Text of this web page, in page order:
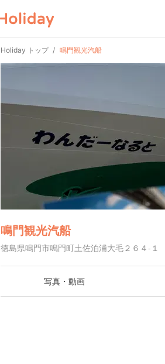
Holiday トップ 鳴門観光汽船
鳴門観光汽船
徳島県鳴門市鳴門町土佐泊浦大毛２６４-１
写真・動画